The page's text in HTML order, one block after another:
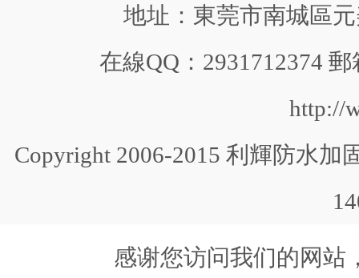
地址：東莞市南城區
在線QQ：2931712374
http://
Copyright 2006-2015 利輝防水加
感谢您访问我们的网站